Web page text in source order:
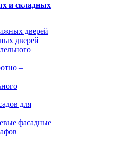
и складных
дверей
дверей
–
для
фасадные